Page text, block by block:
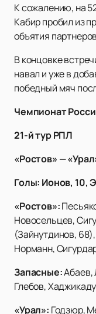
К сожалению, на
Кабир пробил из
объятия
В концовке
навал и уже в
победный мяч
Чемпионат
21-й тур РПЛ
«Ростов» —
Голы: Ионов, 10,
«Ростов»:
Новосельцев,
(Зайнутдинов,
Норманн,
Запасные:Абаев,
Глебов,
«Урал»: Годзюр,